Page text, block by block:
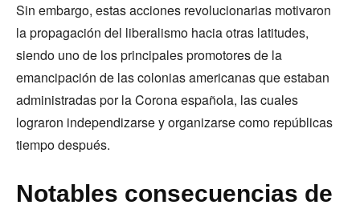
Sin embargo, estas acciones revolucionarias motivaron
la propagación del liberalismo hacia otras latitudes,
siendo uno de los principales promotores de la
emancipación de las colonias americanas que estaban
administradas por la Corona española, las cuales
lograron independizarse y organizarse como repúblicas
tiempo después.
Notables consecuencias de